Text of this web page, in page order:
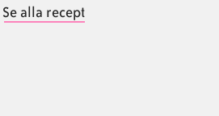
Se alla recept